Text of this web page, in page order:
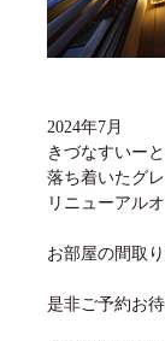
2024年7月
きづなすいー
落ち着いたグ
リニューアル
お部屋の間取
是非ご予約お